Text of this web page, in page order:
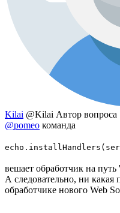
Kilai @Kilai Автор вопроса
@pomeo команда
вешает обработчик на путь
А следовательно, ни какая
обработчике нового Web